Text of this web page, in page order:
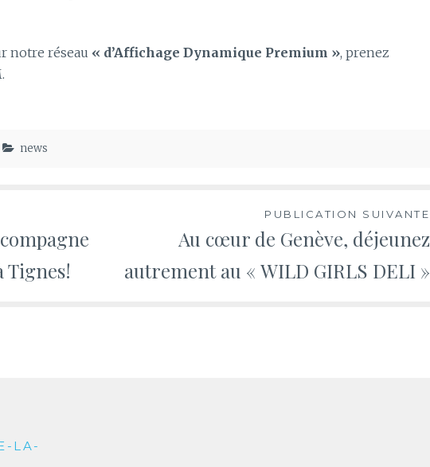
notre réseau « d’Affichage Dynamique Premium », prenez
news
Tignes!
PUBLICATION SUIVANTE
Au cœur de Genève, déjeunez
autrement au « WILD GIRLS DELI »
LA-